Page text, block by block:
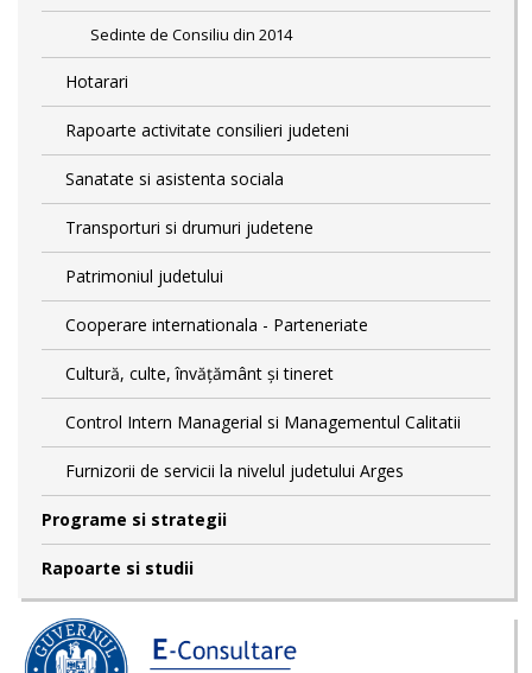
Sedinte de Consiliu din 2014
Hotarari
Rapoarte activitate consilieri judeteni
Sanatate si asistenta sociala
Transporturi si drumuri judetene
Patrimoniul judetului
Cooperare internationala - Parteneriate
Cultură, culte, învățământ și tineret
Control Intern Managerial si Managementul Calitatii
Furnizorii de servicii la nivelul judetului Arges
Programe si strategii
Rapoarte si studii